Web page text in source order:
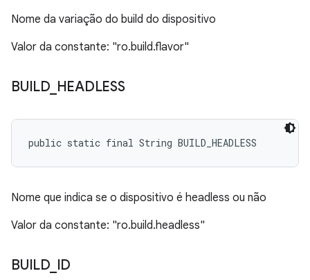
Nome da variação do build do dispositivo
Valor da constante: "ro.build.flavor"
BUILD_ HEADLESS
public static final String BUILD_HEADLESS
Nome que indica se o dispositivo é headless ou não
Valor da constante: "ro.build.headless"
BUILD_ ID